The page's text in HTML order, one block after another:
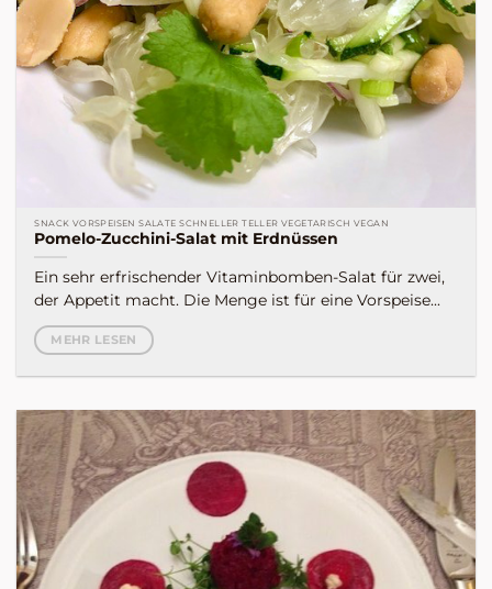
SNACK VORSPEISEN SALATE SCHNELLER TELLER VEGETARISCH VEGAN
Pomelo-Zucchini-Salat mit Erdnüssen
Ein sehr erfrischender Vitaminbomben-Salat für zwei,
der Appetit macht. Die Menge ist für eine Vorspeise...
MEHR LESEN